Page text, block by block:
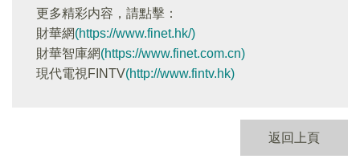
更多精彩内容，請點擊：
財華網(https://www.finet.hk/)
財華智庫網(https://www.finet.com.cn)
現代電視FINTV(http://www.fintv.hk)
返回上頁